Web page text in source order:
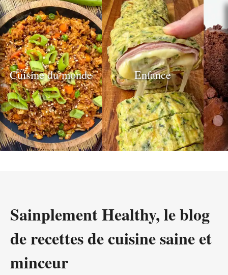
publications
Cuisine du monde Enfance
Sainplement Healthy, le blog
de recettes de cuisine saine et
minceur